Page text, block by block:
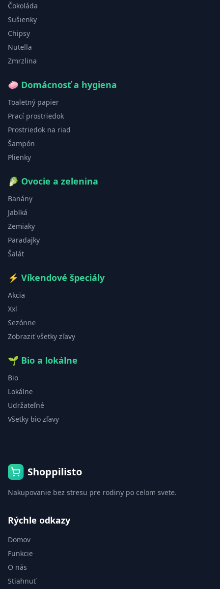
Čokoláda
Sušienky
Chipsy
Nutella
Zmrzlina
🧼 Domácnosť a hygiena
Toaletný papier
Prací prostriedok
Prostriedok na riad
Šampón
Plienky
🥬 Ovocie a zelenina
Banány
Jablká
Zemiaky
Paradajky
Šalát
⚡ Víkendové špeciály
Akcia
Xxl
Sezónne
Zobraziť všetky zľavy
🌱 Bio a lokálne
Bio
Lokálne
Udržateľné
Všetky bio zľavy
Shoppilisto
Nakupovanie bez stresu pre rodiny po celom svete.
Rýchle odkazy
Domov
Funkcie
O nás
Stiahnuť